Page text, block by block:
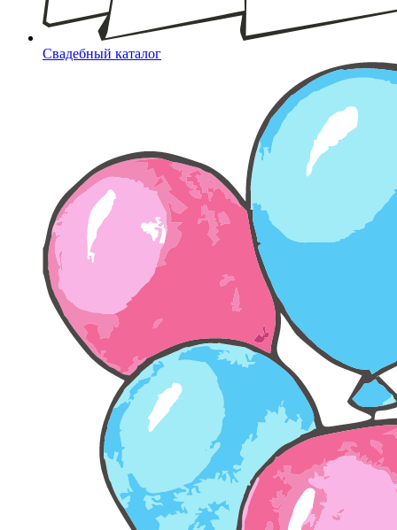
Свадебный каталог